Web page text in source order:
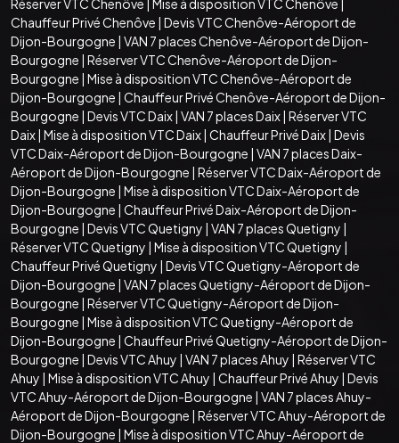
Chauffeur Privé Chenôve | Devis VTC Chenôve-Aéroport de
Dijon-Bourgogne | VAN 7 places Chenôve-Aéroport de Dijon-
Bourgogne | Réserver VTC Chenôve-Aéroport de Dijon-
Bourgogne | Mise à disposition VTC Chenôve-Aéroport de
Dijon-Bourgogne | Chauffeur Privé Chenôve-Aéroport de Dijon-
Bourgogne | Devis VTC Daix| VAN 7 places Daix| Réserver VTC
Daix| Mise à disposition VTC Daix| Chauffeur Privé Daix| Devis
VTC Daix-Aéroport de Dijon-Bourgogne | VAN 7 places Daix-
Aéroport de Dijon-Bourgogne | Réserver VTC Daix-Aéroport de
Dijon-Bourgogne | Mise à disposition VTC Daix-Aéroport de
Dijon-Bourgogne | Chauffeur Privé Daix-Aéroport de Dijon-
Bourgogne | Devis VTC Quetigny | VAN 7 places Quetigny |
Réserver VTC Quetigny | Mise à disposition VTC Quetigny |
Chauffeur Privé Quetigny | Devis VTC Quetigny-Aéroport de
Dijon-Bourgogne | VAN 7 places Quetigny-Aéroport de Dijon-
Bourgogne | Réserver VTC Quetigny-Aéroport de Dijon-
Bourgogne | Mise à disposition VTC Quetigny-Aéroport de
Dijon-Bourgogne | Chauffeur Privé Quetigny-Aéroport de Dijon-
Bourgogne | Devis VTC Ahuy | VAN 7 places Ahuy | Réserver VTC
Ahuy | Mise à disposition VTC Ahuy | Chauffeur Privé Ahuy | Devis
VTC Ahuy-Aéroport de Dijon-Bourgogne | VAN 7 places Ahuy-
Aéroport de Dijon-Bourgogne | Réserver VTC Ahuy-Aéroport de
Dijon-Bourgogne | Mise à disposition VTC Ahuy-Aéroport de